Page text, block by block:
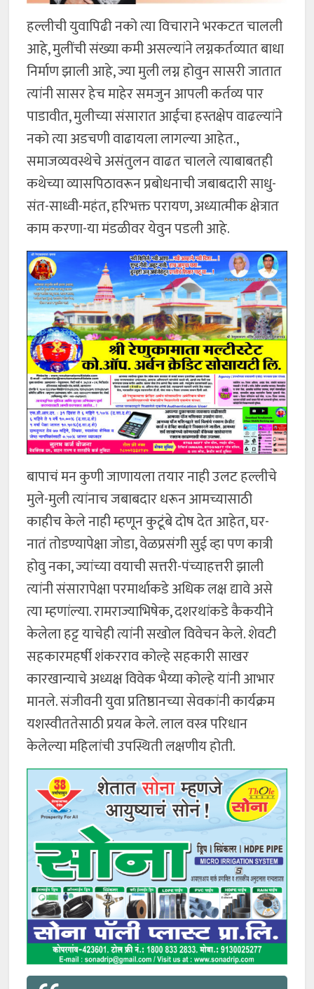
हल्लीची युवापिढी नको त्या विचाराने भरकटत चालली
आहे, मुलींची संख्या कमी असल्यांने लग्नकर्तव्यात बाधा
निर्माण झाली आहे, ज्या मुली लग्न होवुन सासरी जातात
त्यांनी सासर हेच माहेर समजुन आपली कर्तव्य पार
पाडावीत, मुलीच्या संसारात आईचा हस्तक्षेप वाढल्यांने
नको त्या अडचणी वाढायला लागल्या आहेत.,
समाजव्यवस्थेचे असंतुलन वाढत चालले त्याबाबतही
कथेच्या व्यासपिठावरून प्रबोधनाची जबाबदारी साधु-
संत-साध्वी-महंत, हरिभक्त परायण, अध्यात्मीक क्षेत्रात
काम करणा-या मंडळीवर येवुन पडली आहे.
बापाचं मन कुणी जाणायला तयार नाही उलट हल्लीचे
मुले-मुली त्यांनाच जबाबदार धरून आमच्यासाठी
काहीच केले नाही म्हणून कुटूंबे दोष देत आहेत, घर-
नातं तोडण्यापेक्षा जोडा, वेळप्रसंगी सुई व्हा पण कात्री
होवु नका, ज्यांच्या वयाची सत्तरी-पंच्याहत्तरी झाली
त्यांनी संसारापेक्षा परमार्थाकडे अधिक लक्ष द्यावे असे
त्या म्हणांल्या. रामराज्याभिषेक, दशरथांकडे कैकयीने
केलेला हट्ट याचेही त्यांनी सखोल विवेचन केले. शेवटी
सहकारमहर्षी शंकरराव कोल्हे सहकारी साखर
कारखान्याचे अध्यक्ष विवेक भैय्या कोल्हे यांनी आभार
मानले. संजीवनी युवा प्रतिष्ठानच्या सेवकांनी कार्यक्रम
यशस्वीततेसाठी प्रयत्न केले. लाल वस्त्र परिधान
केलेल्या महिलांची उपस्थिती लक्षणीय होती.